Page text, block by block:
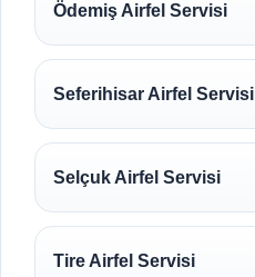
Ödemiş Airfel Servisi
Seferihisar Airfel Servisi
Selçuk Airfel Servisi
Tire Airfel Servisi